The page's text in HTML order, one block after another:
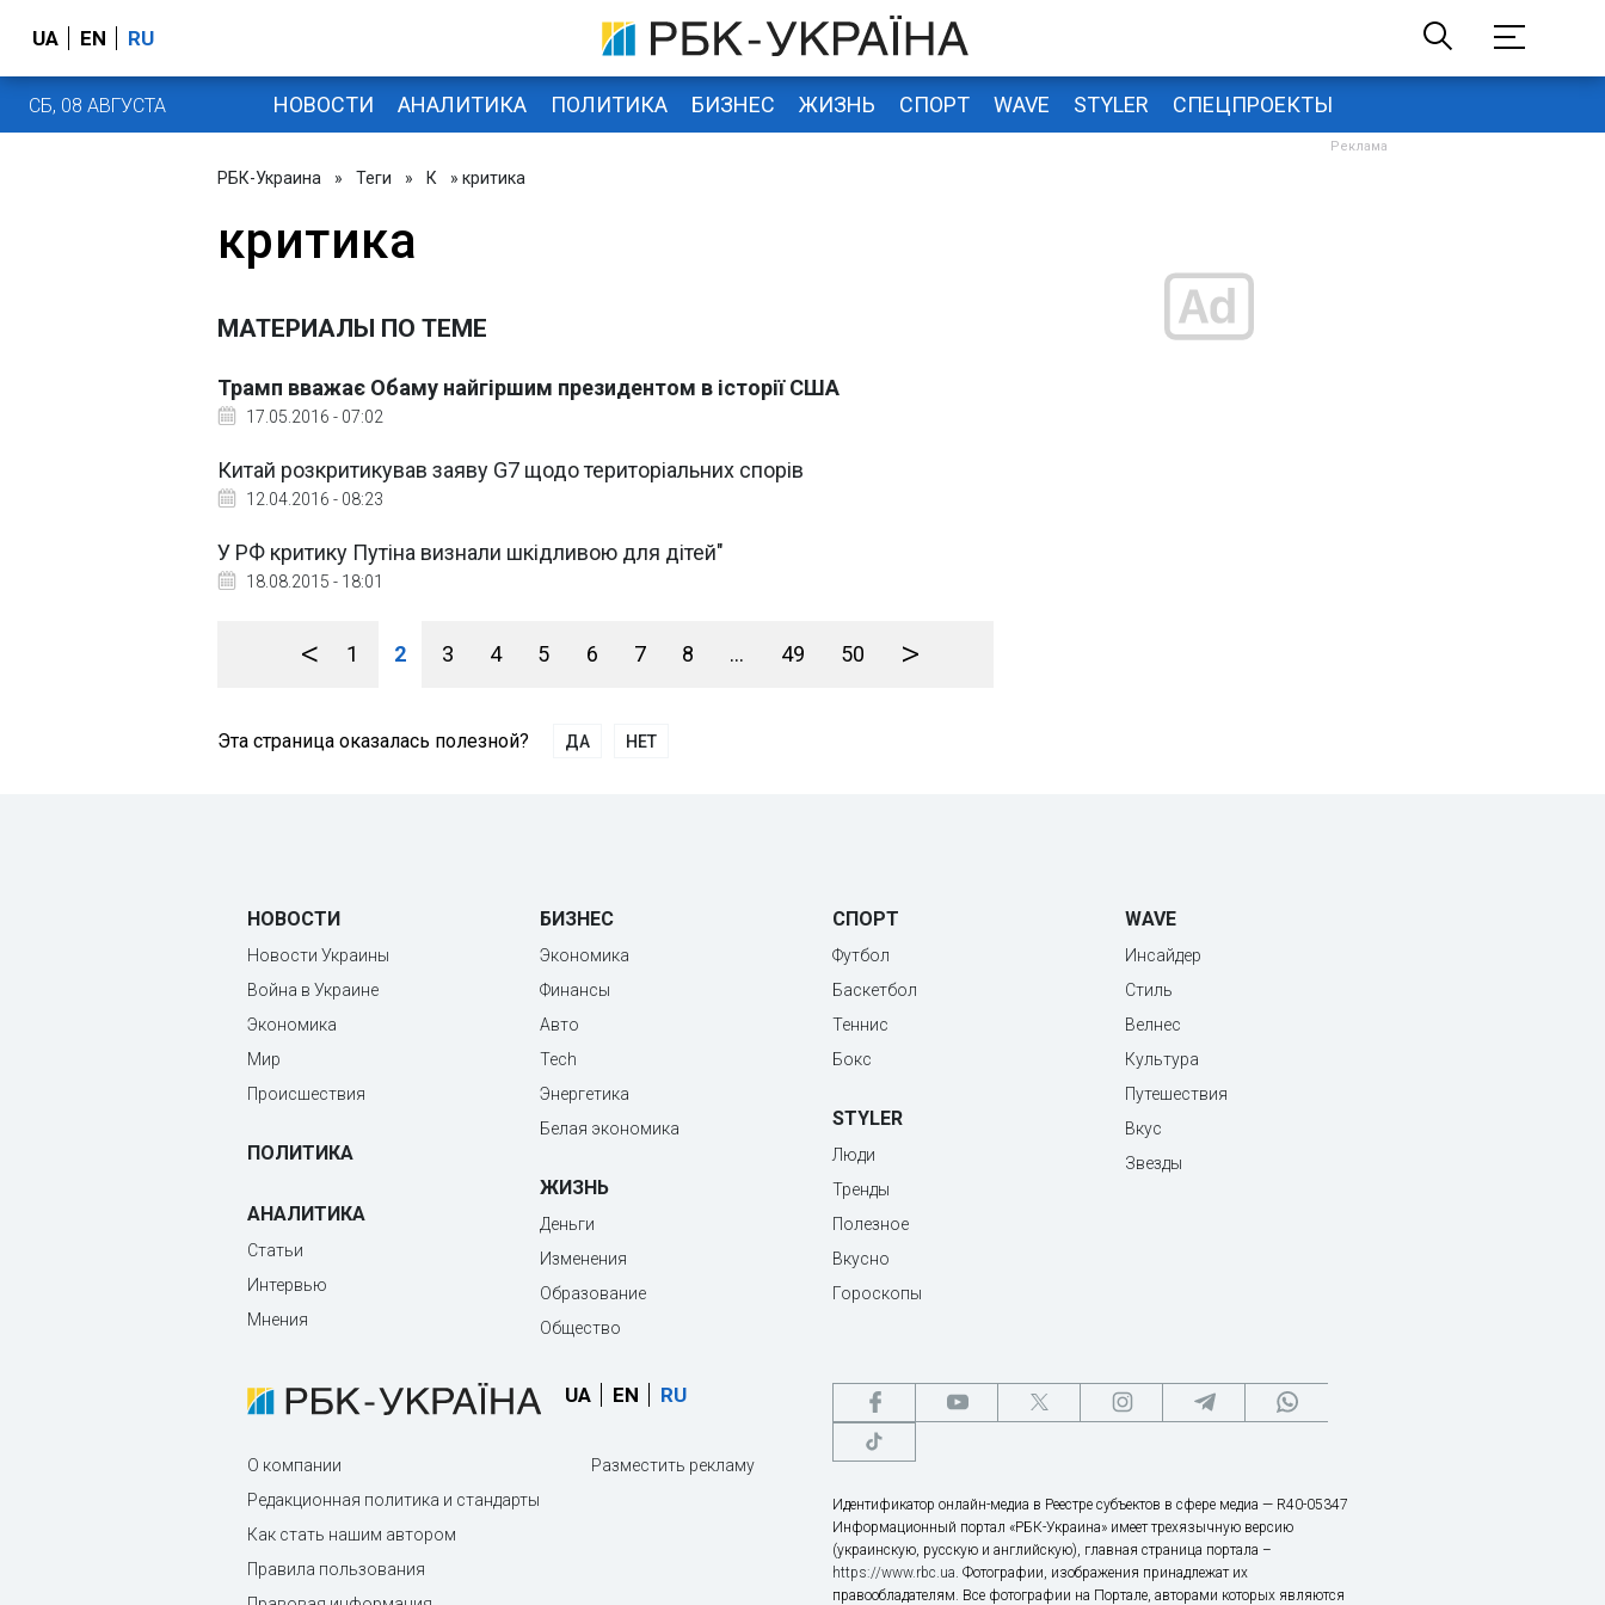
UA EN RU
СБ, 08 АВГУСТА НОВОСТИ АНАЛИТИКА ПОЛИТИКА БИЗНЕС ЖИЗНЬ СПОРТ WAVE STYLER СПЕЦПРОЕКТЫ
РБК-Украина » Теги » К » критика
критика
МАТЕРИАЛЫ ПО ТЕМЕ
Трамп вважає Обаму найгіршим президентом в історії США
17.05.2016 - 07:02
Китай розкритикував заяву G7 щодо територіальних спорів
12.04.2016 - 08:23
У РФ критику Путіна визнали шкідливою для дітей"
18.08.2015 - 18:01
< 1 2 3 4 5 6 7 8 ... 49 50 >
Эта страница оказалась полезной? ДА НЕТ
НОВОСТИ
Новости Украины
Война в Украине
Экономика
Мир
Происшествия
ПОЛИТИКА
АНАЛИТИКА
Статьи
Интервью
Мнения
БИЗНЕС
Экономика
Финансы
Авто
Tech
Энергетика
Белая экономика
ЖИЗНЬ
Деньги
Изменения
Образование
Общество
СПОРТ
Футбол
Баскетбол
Теннис
Бокс
STYLER
Люди
Тренды
Полезное
Вкусно
Гороскопы
WAVE
Инсайдер
Стиль
Велнес
Культура
Путешествия
Вкус
Звезды
UA EN RU
О компании
Редакционная политика и стандарты
Как стать нашим автором
Правила пользования
Разместить рекламу
Идентификатор онлайн-медиа в Реестре субъектов в сфере медиа — R40-05347
Информационный портал «РБК-Украина» имеет трехязычную версию
(украинскую, русскую и английскую), главная страница портала –
https://www.rbc.ua. Фотографии, изображения принадлежат их
правообладателям. Все фотографии на Портале, авторами которых являются